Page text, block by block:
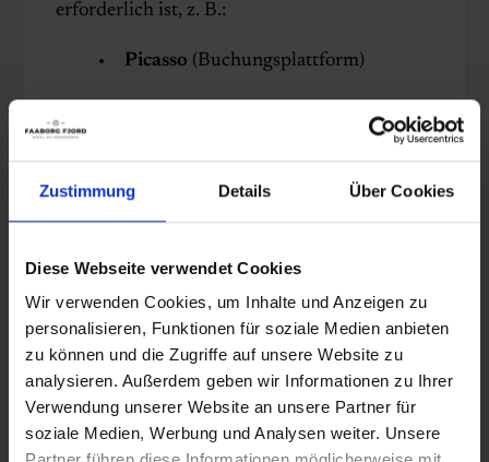
Zustimmung Details Über Cookies
Diese Webseite verwendet Cookies
Wir verwenden Cookies, um Inhalte und Anzeigen zu
personalisieren, Funktionen für soziale Medien anbieten
zu können und die Zugriffe auf unsere Website zu
analysieren. Außerdem geben wir Informationen zu Ihrer
Verwendung unserer Website an unsere Partner für
soziale Medien, Werbung und Analysen weiter. Unsere
erforderlich ist, z. B.:
Picasso (Buchungsplattform)
Technische Dienstleister (Hosting, IT-
Support)
vorgeschrieben ist
Wir haben mit allen unseren Lieferanten
Datenverarbeitungsvereinbarungen
abgeschlossen und stellen sicher, dass Ihre
Daten sicher und vertraulich behandelt
werden.